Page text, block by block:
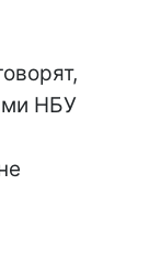
НБУ